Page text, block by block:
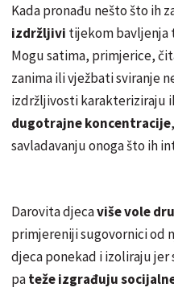
Kada pronađu nešto što ih
izdržljivi tijekom bavljenja
Mogu satima, primjerice,
zanima ili vježbati sviranje
izdržljivosti karakteriziraju
dugotrajne koncentracije
savladavanju onoga što ih
Darovita djecaviše vole
primjereniji sugovornici od
djeca ponekad i izoliraju
pateže izgrađuju